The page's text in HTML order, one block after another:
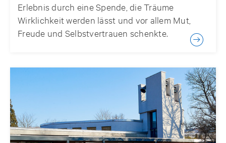
Erlebnis durch eine Spende, die Träume
Wirklichkeit werden lässt und vor allem Mut,
Freude und Selbstvertrauen schenkte.